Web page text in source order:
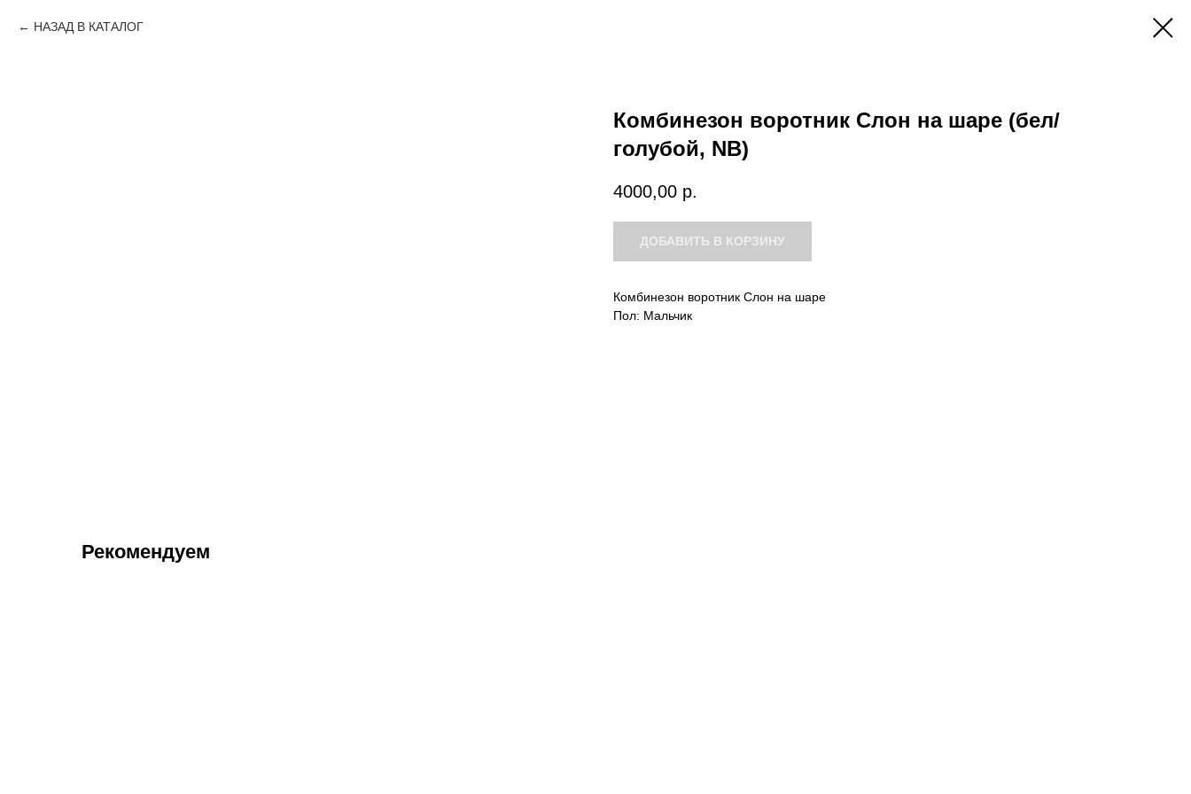
НАЗАД В КАТАЛОГ
Комбинезон воротник Слон на шаре (бел/
голубой, NB)
4000,00 р.
ДОБАВИТЬ В КОРЗИНУ
Комбинезон воротник Слон на шаре
Пол: Мальчик
Рекомендуем